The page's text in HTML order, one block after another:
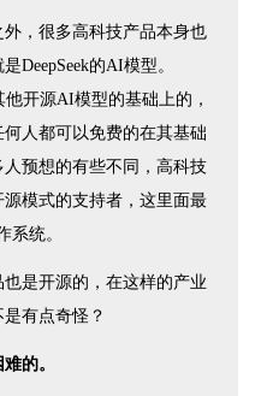
，很多高科技产品本身也
DeepSeek的AI模型。
他开源AI模型的基础上的，
人都可以免费的在其基础
预想的有些不同，高科技
模式的支持者，这里面最
系统。
是开源的，在这样的产业
有点奇怪？
的。